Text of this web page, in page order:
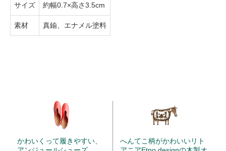
サイズ 約幅0.7×高さ3.5cm
素材 真鍮、エナメル塗料
かわいくって履きやすい、
へんてこ柄がかわいいリト